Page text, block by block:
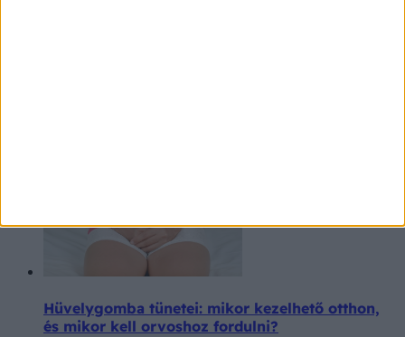
Hüvelygomba tünetei: mikor kezelhető otthon,
és mikor kell orvoshoz fordulni?